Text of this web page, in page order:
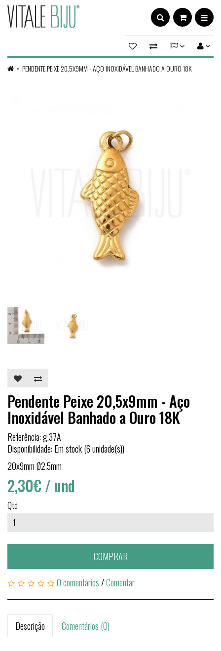
PENDENTE PEIXE 20,5X9MM - AÇO INOXIDÁVEL BANHADO A OURO 18K
Pendente Peixe 20,5x9mm - Aço
Inoxidável Banhado a Ouro 18K
Referência: g.37A
Disponibilidade: Em stock (6 unidade(s))
20x9mm Ø2.5mm
2,30€ / und
Qtd
COMPRAR
0 comentários/Comentar
Descrição Comentários (0)